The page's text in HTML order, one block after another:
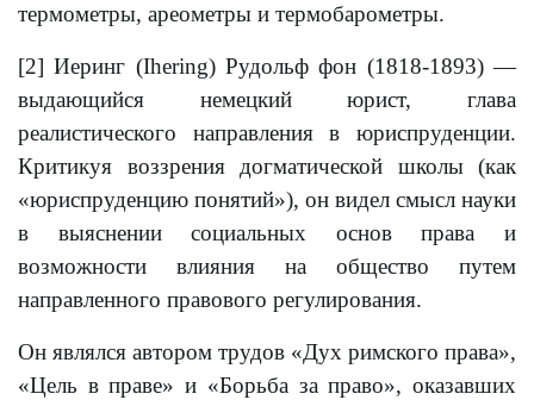
термометры, ареометры и термобарометры.
[2] Иеринг (Ihering) Рудольф фон (1818-1893) —
выдающийся немецкий юрист, глава
реалистического направления в юриспруденции.
Критикуя воззрения догматической школы (как
«юриспруденцию понятий»), он видел смысл науки
в выяснении социальных основ права и
возможности влияния на общество путем
направленного правового регулирования.
Он являлся автором трудов «Дух римского права»,
«Цель в праве» и «Борьба за право», оказавших